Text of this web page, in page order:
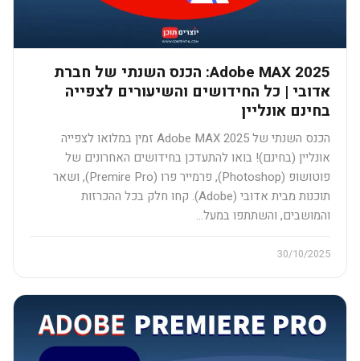
Adobe MAX 2025: הכנס השנתי של חברת
אדובי | כל החידושים והשיעורים לצפייה
בחינם אונליין
הכנס השנתי של Adobe MAX 2025 זמין במלואו לצפייה
אונליין (בחינם)! בואו להתעדכן בחידושים האחרונים של
פוטושופ (Photoshop), פרמייר פרו (Premire Pro), ושאר
תוכנות מבית אדובי (Adobe). קחו חלק בכל ההכרזות
והמושבים, והשתתפו במעל…
30/10/2025